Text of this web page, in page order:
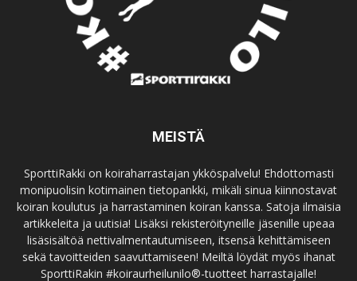
MEISTÄ
SporttiRakki on koiraharrastajan ykköspalvelu! Ehdottomasti
monipuolisin kotimainen tietopankki, mikäli sinua kiinnostavat
koiran koulutus ja harrastaminen koiran kanssa. Satoja ilmaisia
artikkeleita ja uutisia! Lisäksi rekisteröityneille jäsenille upeaa
lisäsisältöä nettivalmentautumiseen, itsensä kehittämiseen
sekä tavoitteiden saavuttamiseen! Meiltä löydät myös ihanat
SporttiRakin #koiraurheilunilo®-tuotteet harrastajalle!